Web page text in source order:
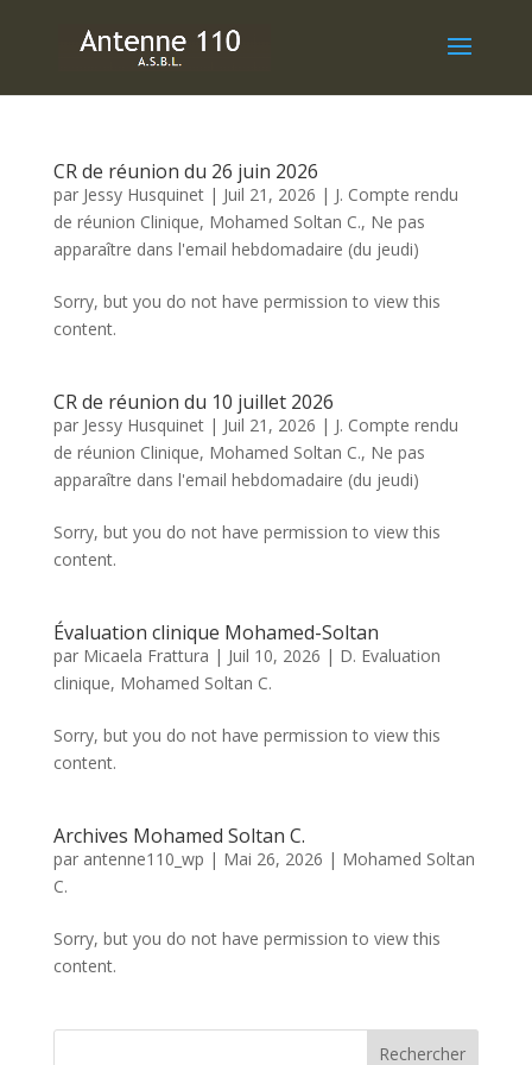
CR de réunion du 26 juin 2026
par Jessy Husquinet| Juil 21, 2026 | J. Compte rendu
de réunion Clinique, Mohamed Soltan C., Ne pas
apparaître dans l'email hebdomadaire (du jeudi)
Sorry, but you do not have permission to view this
content.
CR de réunion du 10 juillet 2026
par Jessy Husquinet| Juil 21, 2026 | J. Compte rendu
de réunion Clinique, Mohamed Soltan C., Ne pas
apparaître dans l'email hebdomadaire (du jeudi)
Sorry, but you do not have permission to view this
content.
Évaluation clinique Mohamed-Soltan
par Micaela Frattura | Juil 10, 2026 | D. Evaluation
clinique, Mohamed Soltan C.
Sorry, but you do not have permission to view this
content.
Archives Mohamed Soltan C.
par antenne110_wp | Mai 26, 2026 | Mohamed Soltan
C.
Sorry, but you do not have permission to view this
content.
Rechercher